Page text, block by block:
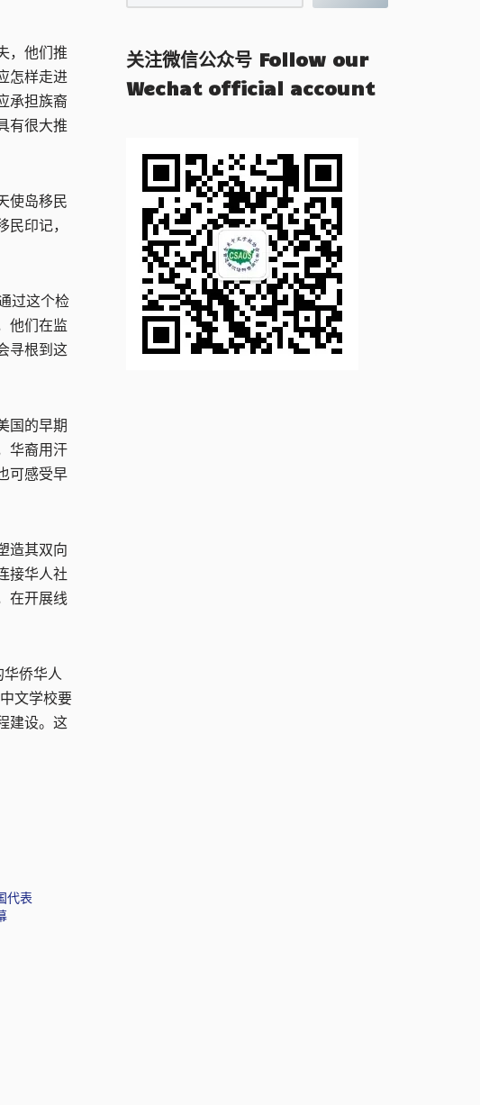
，他们推
怎样走进
承担族裔
有很大推
使岛移民
印记，
过这个检
他们在监
寻根到这
国的早期
华裔用汗
可感受早
造其双向
接华人社
在开展线
侨华人
文学校要
建设。这
代表
关注微信公众号 Follow our
Wechat official account